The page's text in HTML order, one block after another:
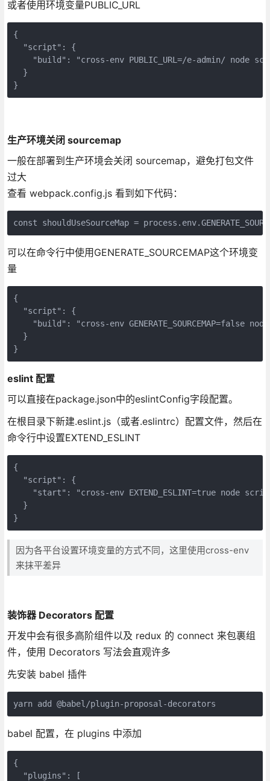
或者使用环境变量PUBLIC_URL
{
  "script": {
"build": "cross-env PUBLIC_URL=/e-admin/ node
  }
}
生产环境关闭 sourcemap
一般在部署到生产环境会关闭 sourcemap，避免打包文件
过大
查看 webpack.config.js 看到如下代码：
const shouldUseSourceMap =
可以在命令行中使用GENERATE_SOURCEMAP这个环境变
量
{
  "script": {
"build": "cross-env GENERATE_SOURCEMAP=false
  }
}
eslint 配置
可以直接在package.json中的eslintConfig字段配置。
在根目录下新建.eslint.js（或者.eslintrc）配置文件，然后在
命令行中设置EXTEND_ESLINT
{
  "script": {
"start": "cross-env EXTEND_ESLINT=true node
  }
}
因为各平台设置环境变量的方式不同，这里使用cross-env
来抹平差异
装饰器 Decorators 配置
开发中会有很多高阶组件以及 redux 的 connect 来包裹组
件，使用 Decorators 写法会直观许多
先安装 babel 插件
yarn add @babel/plugin-proposal-decorators
babel 配置，在 plugins 中添加
{
  "plugins": [